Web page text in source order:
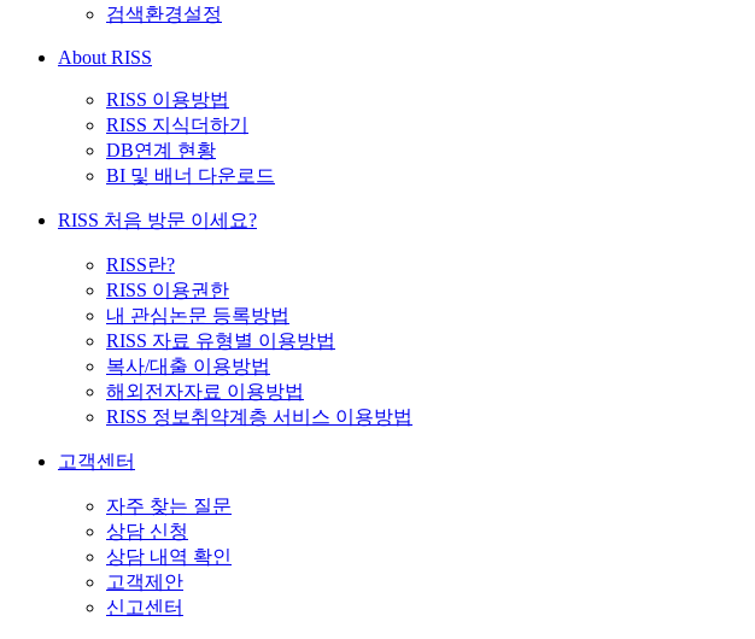
검색환경설정
About RISS
RISS 이용방법
RISS 지식더하기
DB연계 현황
BI 및 배너 다운로드
RISS 처음 방문 이세요?
RISS란?
RISS 이용권한
내 관심논문 등록방법
RISS 자료 유형별 이용방법
복사/대출 이용방법
해외전자자료 이용방법
RISS 정보취약계층 서비스 이용방법
고객센터
자주 찾는 질문
상담 신청
상담 내역 확인
고객제안
신고센터